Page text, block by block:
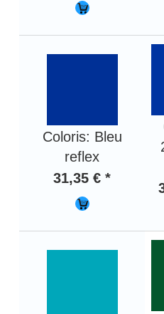
Coloris: Bleu
reflex
31,35 € *